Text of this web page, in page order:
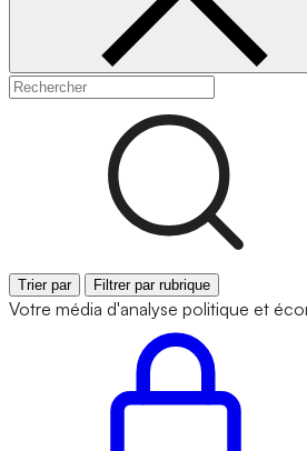
Trier par Filtrer par rubrique
Votre média d'analyse politique et